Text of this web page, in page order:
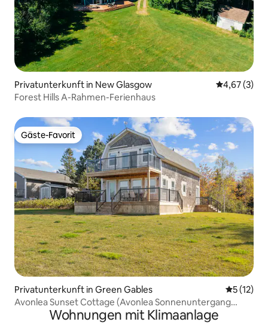
Privatunterkunft in New Glasgow
4,67 (3)
Forest Hills A-Rahmen-Ferienhaus
Gäste-Favorit
Gäste-Favorit
Privatunterkunft in Green Gables
5 (12)
Avonlea Sunset Cottage (Avonlea Sonnenuntergang
Cottage)Wohnungen mit Klimaanlage